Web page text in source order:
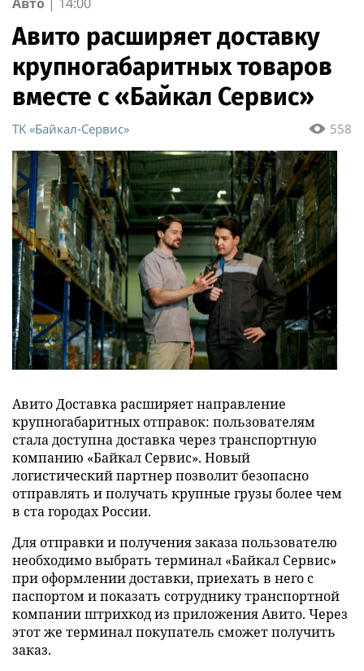
объектов
Авито расширяет доставку
крупногабаритных товаров
вместе с «Байкал Сервис»
558
ТK «Байкал-Сервис»
Авито Доставка расширяет направление
крупногабаритных отправок: пользователям
стала доступна доставка через транспортную
компанию «Байкал Сервис». Новый
логистический партнер позволит безопасно
отправлять и получать крупные грузы более чем
в ста городах России.
Для отправки и получения заказа пользователю
необходимо выбрать терминал «Байкал Сервис»
при оформлении доставки, приехать в него с
паспортом и показать сотруднику транспортной
компании штрихкод из приложения Авито. Через
этот же терминал покупатель сможет получить
заказ.